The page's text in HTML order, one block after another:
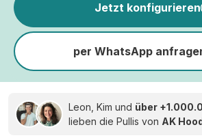
Jetzt konfigurieren
per WhatsApp
Leon, Kim und über
lieben die Pullis von AK